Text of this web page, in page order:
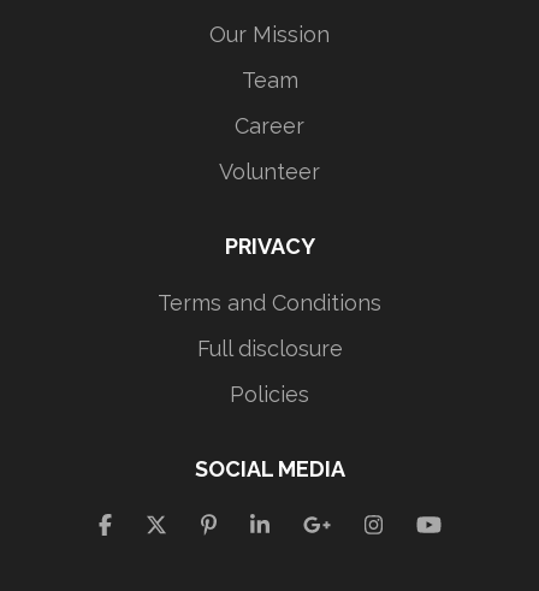
Our Mission
Team
Career
Volunteer
PRIVACY
Terms and Conditions
Full disclosure
Policies
SOCIAL MEDIA